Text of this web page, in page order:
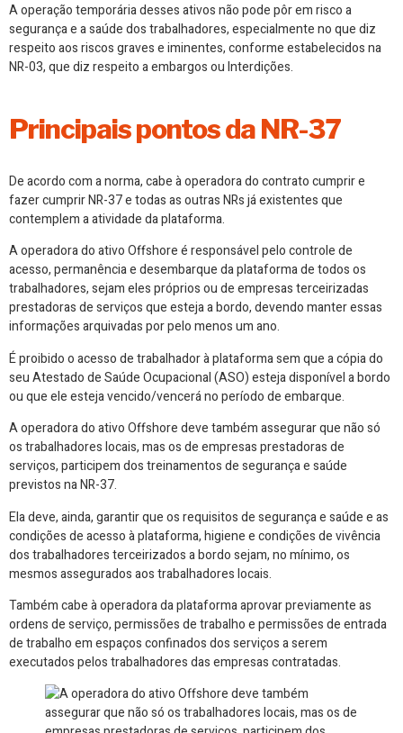
A operação temporária desses ativos não pode pôr em risco a
segurança e a saúde dos trabalhadores, especialmente no que diz
respeito aos riscos graves e iminentes, conforme estabelecidos na
NR-03, que diz respeito a embargos ou Interdições.
Principais pontos da NR-37
De acordo com a norma, cabe à operadora do contrato cumprir e
fazer cumprir NR-37 e todas as outras NRs já existentes que
contemplem a atividade da plataforma.
A operadora do ativo Offshore é responsável pelo controle de
acesso, permanência e desembarque da plataforma de todos os
trabalhadores, sejam eles próprios ou de empresas terceirizadas
prestadoras de serviços que esteja a bordo, devendo manter essas
informações arquivadas por pelo menos um ano.
É proibido o acesso de trabalhador à plataforma sem que a cópia do
seu Atestado de Saúde Ocupacional (ASO) esteja disponível a bordo
ou que ele esteja vencido/vencerá no período de embarque.
A operadora do ativo Offshore deve também assegurar que não só
os trabalhadores locais, mas os de empresas prestadoras de
serviços, participem dos treinamentos de segurança e saúde
previstos na NR-37.
Ela deve, ainda, garantir que os requisitos de segurança e saúde e as
condições de acesso à plataforma, higiene e condições de vivência
dos trabalhadores terceirizados a bordo sejam, no mínimo, os
mesmos assegurados aos trabalhadores locais.
Também cabe à operadora da plataforma aprovar previamente as
ordens de serviço, permissões de trabalho e permissões de entrada
de trabalho em espaços confinados dos serviços a serem
executados pelos trabalhadores das empresas contratadas.